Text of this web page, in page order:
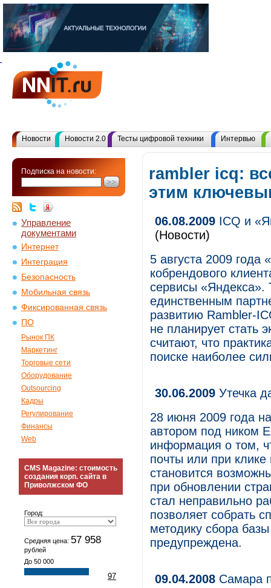
Новости Новости 2.0 Тесты цифровой техники Интервью
Подписка на новости:
Управление
документами
Интернет
Интеграция
Безопасность
Мобильная связь
Фиксированная связь
ПО
Рынок ПК
Маркетинг
Торговые сети
Оборудование
Outsourcing
Кадры
Регулирование
Финансы
Web
CMS Magazine: стоимость
создания корп. сайта в
Приволжском ФО
Город:
Средняя цена: 57 958
рублей
До 50 000
97
rambler icq:
этим
06.08.2009 ICQ и
(Новости)
5 августа 2009 года
кобрендового
сервисы «Яндекса».
единственным
развитию Rambler-
не планирует стать
считают, что
поиске наиболее
30.06.2009 Утечка
28 июня 2009 года
автором под ником
информация о том,
почты или при
становится
при обновлении
стал неправильно
позволяет собрать
методику сбора
предупреждена.
09.04.2008 Самара